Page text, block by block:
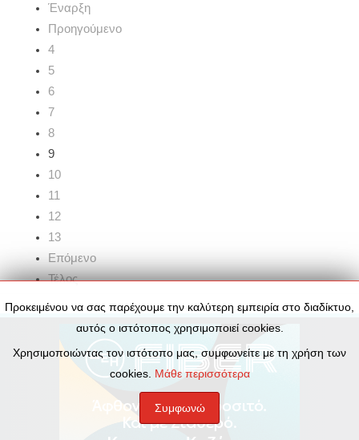
Έναρξη
Προηγούμενο
4
5
6
7
8
9
10
11
12
13
Επόμενο
Τέλος
Προκειμένου να σας παρέχουμε την καλύτερη εμπειρία στο διαδίκτυο,
αυτός ο ιστότοπος χρησιμοποιεί cookies.
Χρησιμοποιώντας τον ιστότοπο μας, συμφωνείτε με τη χρήση των
cookies. Μάθε περισσότερα
Συμφωνώ